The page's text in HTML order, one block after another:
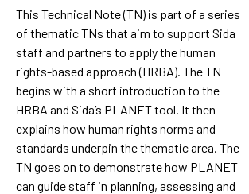
This Technical Note (TN) is part of a series
of thematic TNs that aim to support Sida
staff and partners to apply the human
rights-based approach (HRBA). The TN
begins with a short introduction to the
HRBA and Sida’s PLANET tool. It then
explains how human rights norms and
standards underpin the thematic area. The
TN goes on to demonstrate how PLANET
can guide staff in planning, assessing and